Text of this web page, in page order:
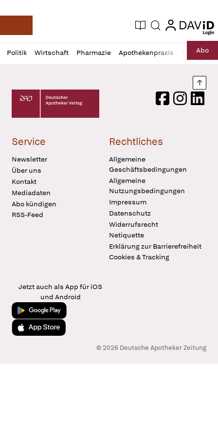
Deutsche Apotheker Zeitung
Aktuelle Ausgabe
Suche login
login
Politik Wirtschaft Pharmazie Apothekenpraxis RechtAbo
Profil
öffnen
Daz
Pur
Deutscher Apotheker Verlag Logo
FacebookInstagram
Service
Newsletter
Über uns
Kontakt
Mediadaten
Abo kündigen
RSS-Feed
Rechtliches
Allgemeine
Geschäftsbedingungen
Allgemeine
Nutzungsbedingungen
Impressum
Datenschutz
Widerrufsrecht
Netiquette
Erklärung zur Barrierefreiheit
Cookies & Tracking
Jetzt auch als App für iOS
und Android
Jetzt bei Google Play
Laden im App Store
© 2026 Deutsche Apotheker Zeitung